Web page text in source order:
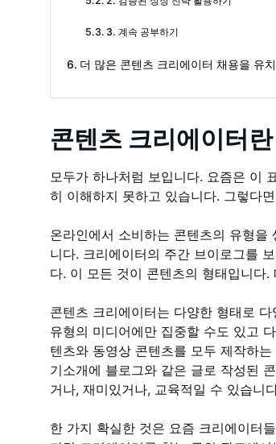
3. 계속 공부하기
더 많은 콘텐츠 크리에이터 채용을 유
콘텐츠 크리에이터
모두가 하나처럼 보입니다. 요즘은 이
히 이해하지 못하고 있습니다. 그렇다
온라인에서 소비하는 콘텐츠의 유형
니다. 크리에이터의 주간 브이로그를
다. 이 모든 것이 콘텐츠의 형태입니다
콘텐츠 크리에이터는 다양한 형태로
유형의 미디어에만 집중할 수도 있고
텐츠와 동영상 콘텐츠를 모두 제작하
기소개에 블로그와 같은 글로 작성된
거나, 재미있거나, 교육적일 수 있습니
한 가지 확실한 것은 요즘 크리에이터